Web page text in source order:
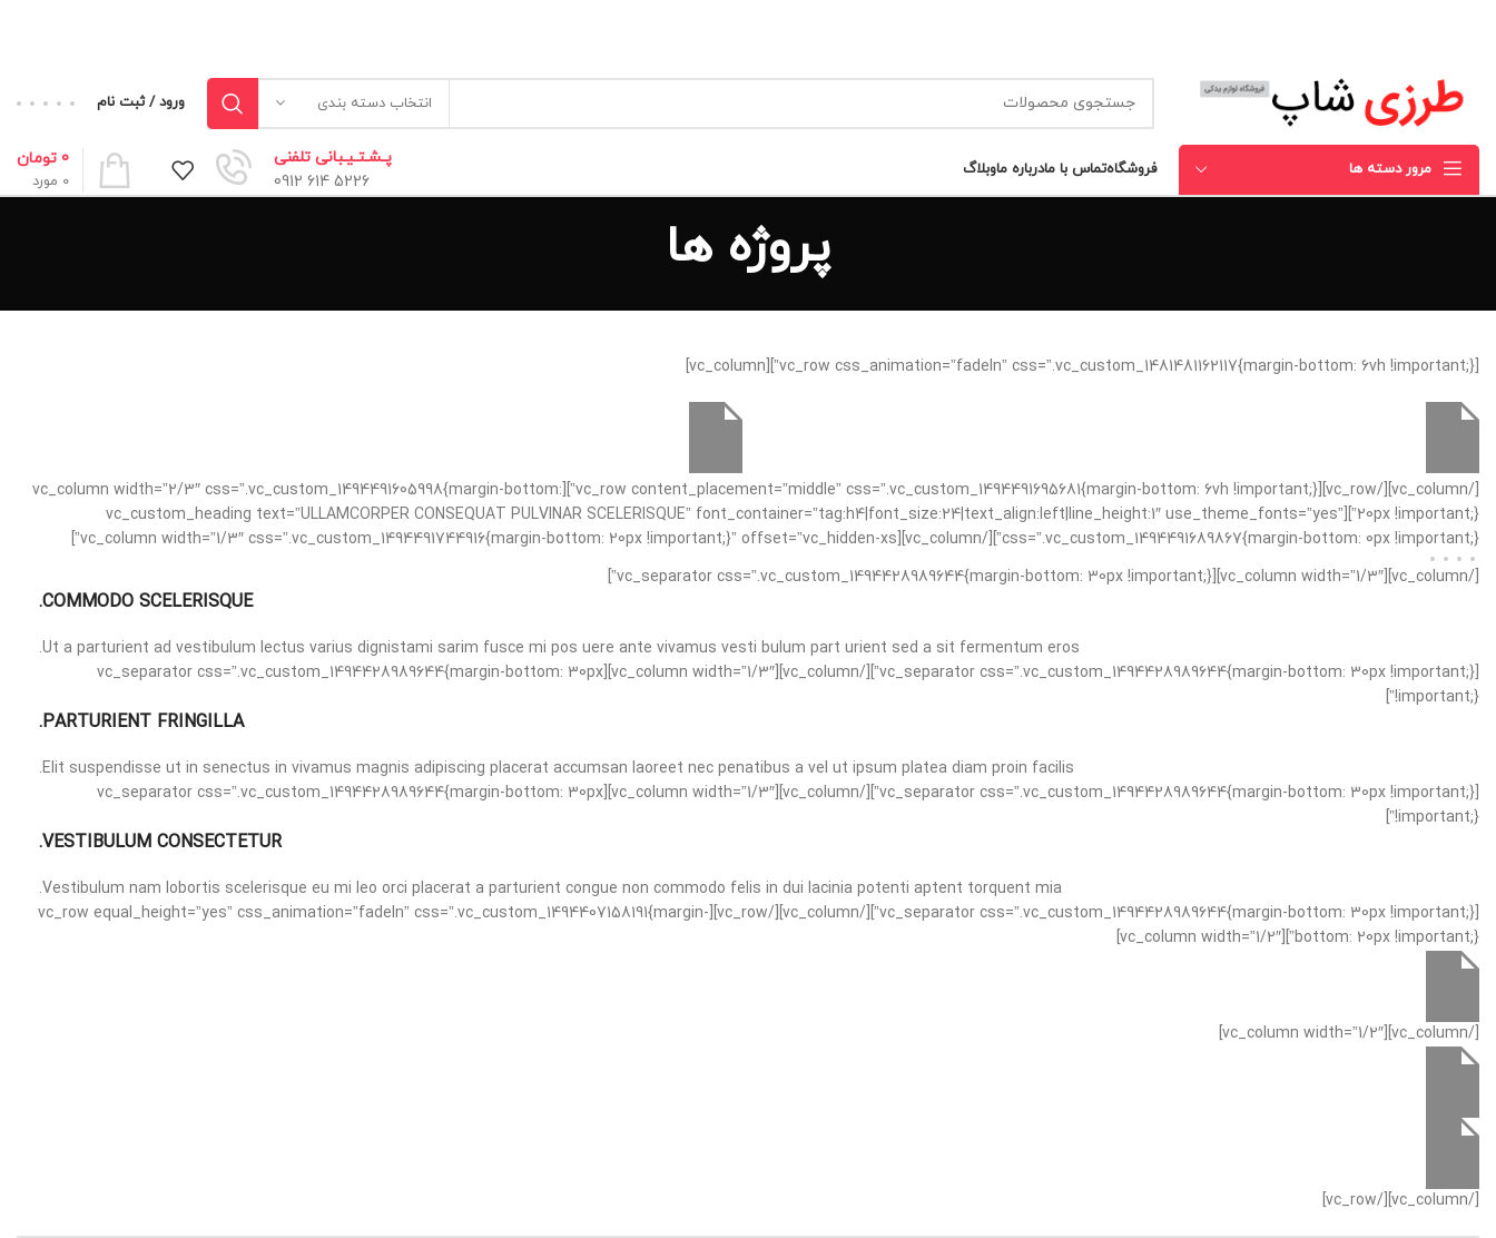
انتخاب دسته بندی ورود / ثبت نام
مرور دسته ها فروشگاهتماس با مادرباره ماوبلاگ
پـشـتـیـبانی تلفنی
5226 614 0912
0 مورد
0 تومان
پروژه ها
[vc_row css_animation=”fadeIn” css=”.vc_custom_1481481162117{margin-bottom: 6vh !important;}”][vc_column]
[/vc_column][/vc_row][vc_row content_placement=”middle” css=”.vc_custom_1494491695681{margin-bottom: 6vh !important;}”][vc_column width=”2/3″ css=”.vc_custom_1494491605998{margin-bottom:
20px !important;}”][vc_custom_heading text=”ULLAMCORPER CONSEQUAT PULVINAR SCELERISQUE” font_container=”tag:h4|font_size:24|text_align:left|line_height:1″ use_theme_fonts=”yes”
css=”.vc_custom_1494491689867{margin-bottom: 0px !important;}”][/vc_column][vc_column width=”1/3″ css=”.vc_custom_1494491744916{margin-bottom: 20px !important;}” offset=”vc_hidden-xs”]
[/vc_column][vc_column width=”1/3″][vc_separator css=”.vc_custom_1494428989644{margin-bottom: 30px !important;}”]
COMMODO SCELERISQUE.
Ut a parturient ad vestibulum lectus varius dignistami sarim fusce mi pos uere ante vivamus vesti bulum part urient sed a sit fermentum eros.
[vc_separator css=”.vc_custom_1494428989644{margin-bottom: 30px !important;}”][/vc_column][vc_column width=”1/3″][vc_separator css=”.vc_custom_1494428989644{margin-bottom: 30px
!important;}”]
PARTURIENT FRINGILLA.
Elit suspendisse ut in senectus in vivamus magnis adipiscing placerat accumsan laoreet nec penatibus a vel ut ipsum platea diam proin facilis.
[vc_separator css=”.vc_custom_1494428989644{margin-bottom: 30px !important;}”][/vc_column][vc_column width=”1/3″][vc_separator css=”.vc_custom_1494428989644{margin-bottom: 30px
!important;}”]
VESTIBULUM CONSECTETUR.
Vestibulum nam lobortis scelerisque eu mi leo orci placerat a parturient congue non commodo felis in dui lacinia potenti aptent torquent mia.
[vc_separator css=”.vc_custom_1494428989644{margin-bottom: 30px !important;}”][/vc_column][/vc_row][vc_row equal_height=”yes” css_animation=”fadeIn” css=”.vc_custom_1494407158191{margin-
bottom: 20px !important;}”][vc_column width=”1/2″]
[/vc_column][vc_column width=”1/2″]
[/vc_column][/vc_row]